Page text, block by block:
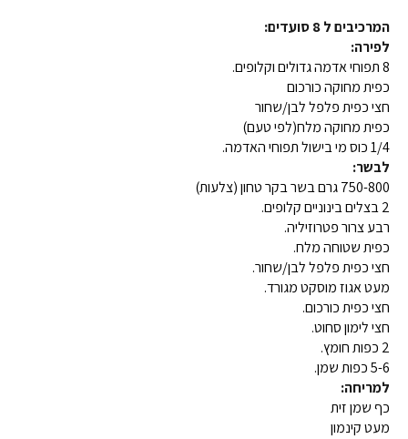
המרכיבים ל 8 סועדים:
לפירה:
8 תפוחי אדמה גדולים וקלופים.
כפית מחוקה כורכום
חצי כפית פלפל לבן/שחור
כפית מחוקה מלח(לפי טעם)
1/4 כוס מי בישול תפוחי האדמה.
לבשר:
750-800 גרם בשר בקר טחון (צלעות)
2 בצלים בינוניים קלופים.
רבע צרור פטרוזיליה.
כפית שטוחה מלח.
חצי כפית פלפל לבן/שחור.
מעט אגוז מוסקט מגורד.
חצי כפית כורכום.
חצי לימון סחוט.
2 כפות חומץ.
5-6 כפות שמן.
למריחה:
כף שמן זית
מעט קינמון